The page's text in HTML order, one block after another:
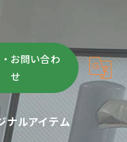
お問い合わ
せ
ナルアイテム